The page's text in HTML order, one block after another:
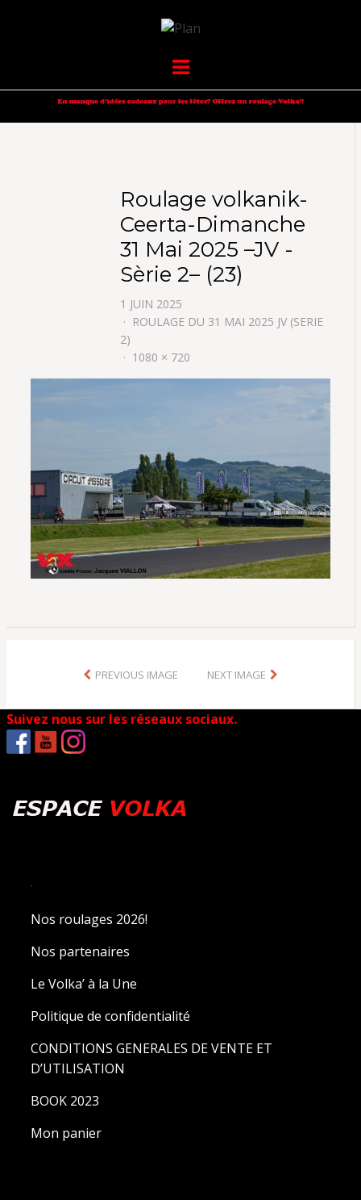
VOLKANIK-
ENDURANCE
Menu
Roulage volkanik-
Ceerta-Dimanche
31 Mai 2025 –JV -
Sèrie 2– (23)
1 JUIN 2025
ROULAGE DU 31 MAI 2025 JV (SERIE
2)
1080 × 720
PREVIOUS IMAGE NEXT IMAGE
Suivez nous sur les réseaux sociaux.
.
Nos roulages 2026!
Nos partenaires
Le Volka’ à la Une
Politique de confidentialité
CONDITIONS GENERALES DE VENTE ET
D’UTILISATION
BOOK 2023
Mon panier